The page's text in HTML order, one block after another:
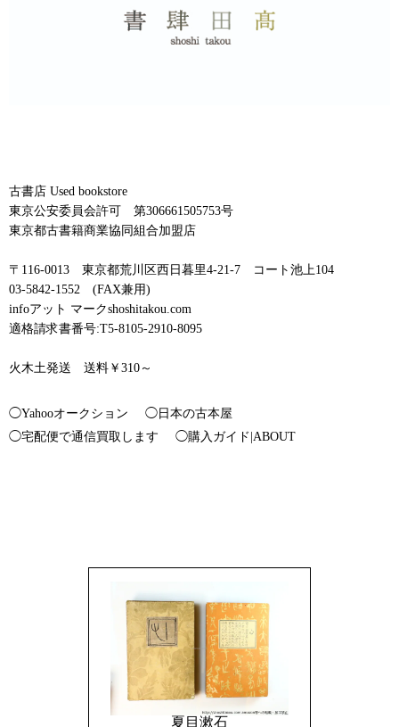
古書店 Used bookstore
東京公安委員会許可 第306661505753号
東京都古書籍商業協同組合加盟店
〒116-0013 東京都荒川区西日暮里4-21-7 コート池上104
03-5842-1552 (FAX兼用)
infoアット マークshoshitakou.com
適格請求書番号:T5-8105-2910-8095
火木土発送 送料￥310～
◯Yahooオークション
◯日本の古本屋
◯宅配便で通信買取します
◯購入ガイド|ABOUT
夏目漱石